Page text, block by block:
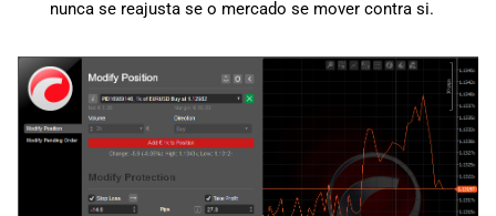
nunca se reajusta se o mercado se mover contra si.